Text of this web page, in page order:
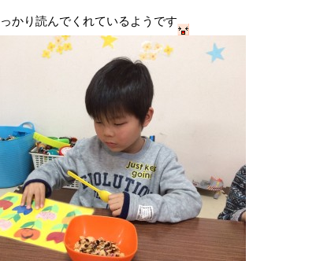
かり読んでくれているようです